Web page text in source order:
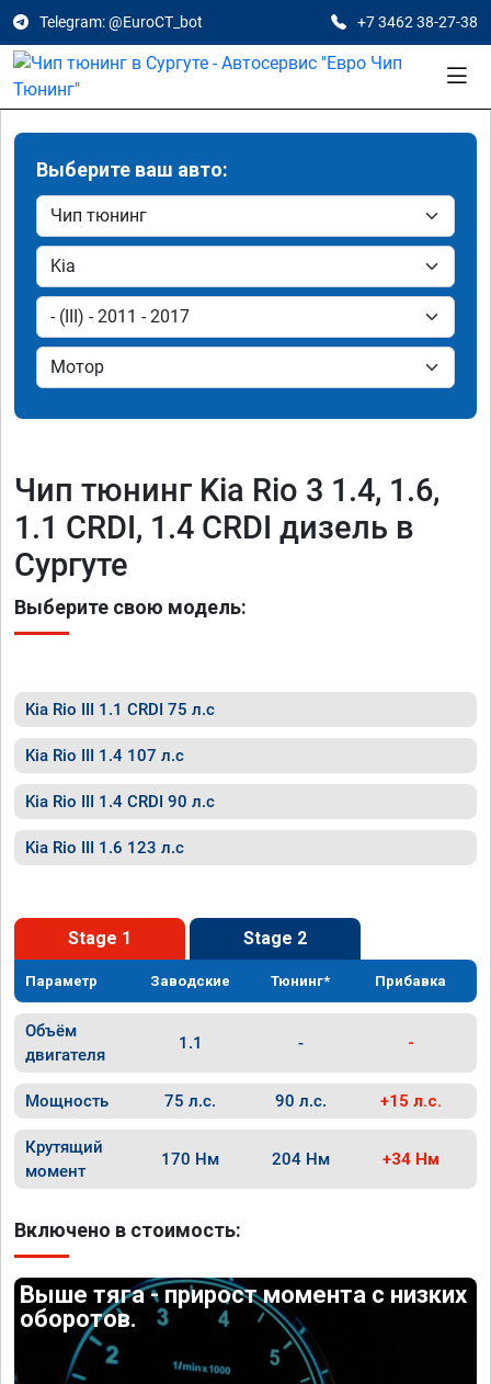
Telegram: @EuroCT_bot +7 3462 38-27-38
Выберите ваш авто:
Чип тюнинг Kia Rio 3 1.4, 1.6,
1.1 CRDI, 1.4 CRDI дизель в
Сургуте
Выберите свою модель:
Kia Rio III 1.1 CRDI 75 л.с
Kia Rio III 1.4 107 л.с
Kia Rio III 1.4 CRDI 90 л.с
Kia Rio III 1.6 123 л.с
Stage 1 Stage 2
Параметр Заводские Тюнинг* Прибавка
Объём
двигателя
1.1 - -
Мощность 75 л.с. 90 л.с. +15 л.с.
Крутящий
момент
170 Нм 204 Нм +34 Нм
Включено в стоимость:
Выше тяга - прирост момента с низких
оборотов.